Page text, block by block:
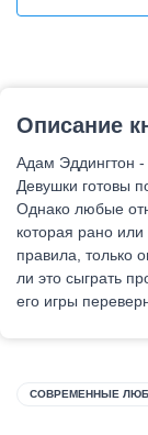
Описание
Адам Эддингтон -
Девушки готовы
Однако любые
которая рано или
правила, только
ли это сыграть
его игры
СОВРЕМЕННЫЕ